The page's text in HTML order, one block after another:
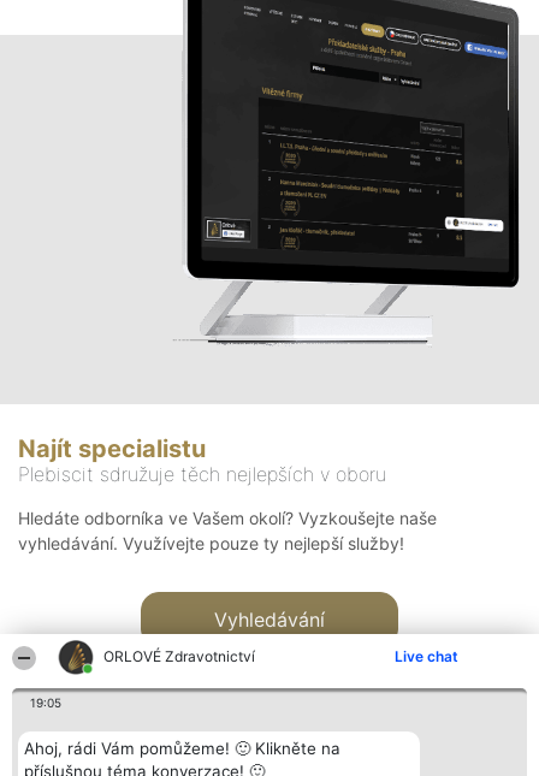
ORLOVÉ Zdravotnictví Live chat
19:05
Ahoj, rádi Vám pomůžeme! 🙂 Klikněte na
příslušnou téma konverzace! 🙂
Najít specialistu
Plebiscit sdružuje těch nejlepších v oboru
Hledáte odborníka ve Vašem okolí? Vyzkoušejte naše
vyhledávání. Využívejte pouze ty nejlepší služby!
Vyhledávání